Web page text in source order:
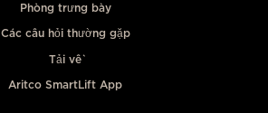
Phòng trưng bày
Các câu hỏi thường gặp
Tải về
Aritco SmartLift App